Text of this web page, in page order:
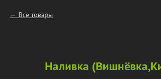
Все товары
Наливка